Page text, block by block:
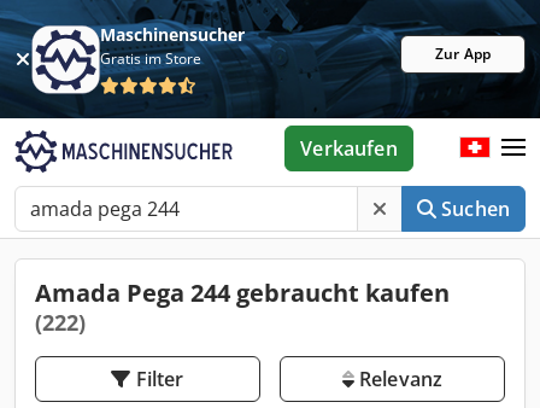
Maschinensucher
Gratis im Store Zur App
Suchen
Verkaufen
Amada Pega 244 gebraucht kaufen
(222)
Filter Relevanz